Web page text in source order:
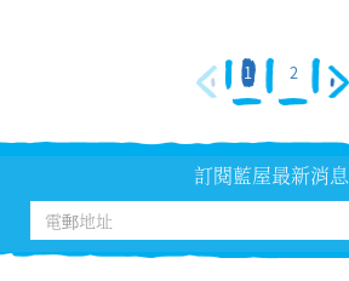
1 2
訂閱藍屋最新消息